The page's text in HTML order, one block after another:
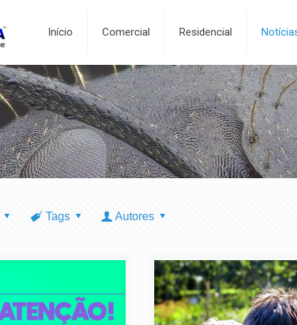
Início Comercial Residencial
Tags Autores